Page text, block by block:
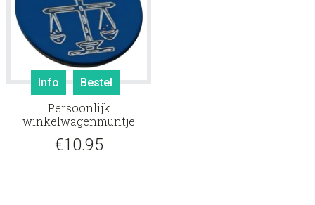
Info Bestel
Persoonlijk
winkelwagenmuntje
€10.95